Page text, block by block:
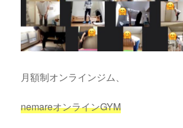
月額制オンラインジム、
nemareオンラインGYM